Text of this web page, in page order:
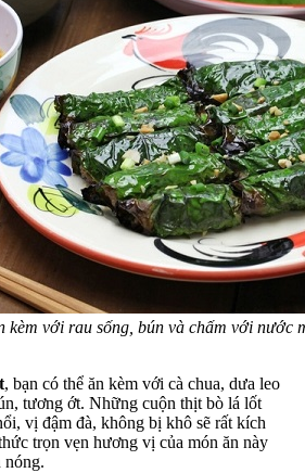
kèm với rau sống, bún và chấm với nước
, bạn có thể ăn kèm với cà chua, dưa leo
tương ớt. Những cuộn thịt bò lá lốt
vị đậm đà, không bị khô sẽ rất kích
trọn vẹn hương vị của món ăn này
nóng.